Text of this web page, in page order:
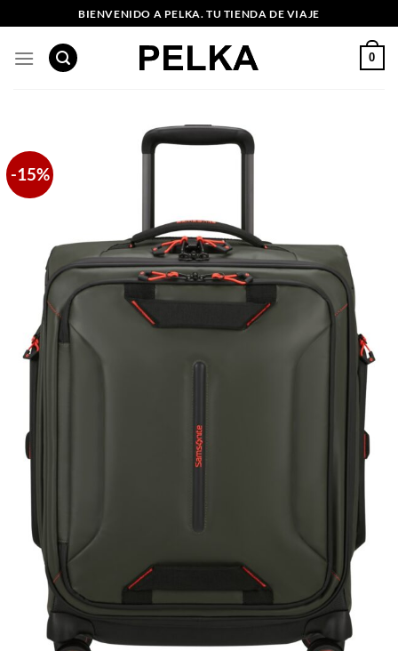
al
contenido
BIENVENIDO A PELKA. TU TIENDA DE VIAJE
0
-15%